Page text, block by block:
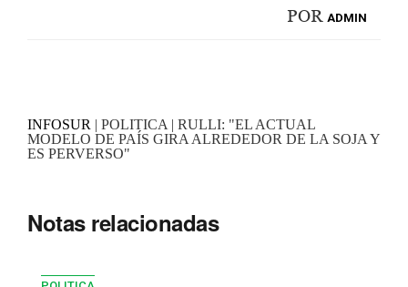
POR ADMIN
INFOSUR | POLITICA | RULLI: "EL ACTUAL
MODELO DE PAÍS GIRA ALREDEDOR DE LA SOJA Y
ES PERVERSO"
Notas relacionadas